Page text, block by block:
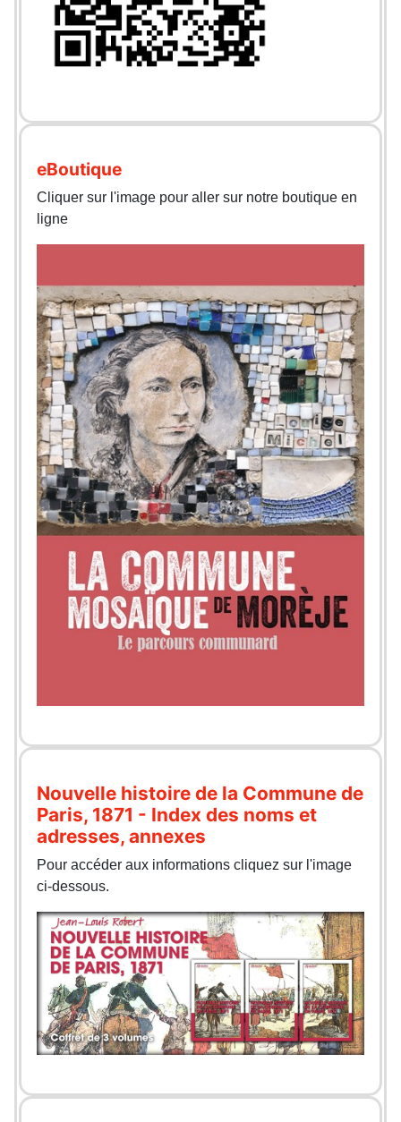
eBoutique
Cliquer sur l'image pour aller sur notre boutique en
ligne
Nouvelle histoire de la Commune de
Paris, 1871 - Index des noms et
adresses, annexes
Pour accéder aux informations cliquez sur l'image
ci-dessous.